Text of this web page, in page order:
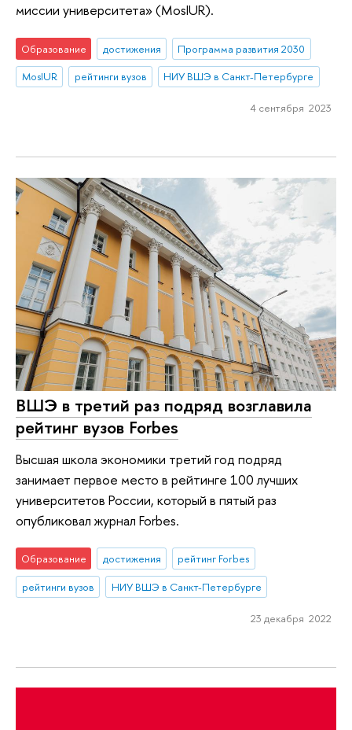
миссии университета» (MosIUR).
Образование достижения
Программа развития 2030
MosIUR
рейтинги вузов НИУ ВШЭ в Санкт-Петербурге
4 сентября 2023
ВШЭ в третий раз подряд возглавила
рейтинг вузов Forbes
Высшая школа экономики третий год подряд
занимает первое место в рейтинге 100 лучших
университетов России, который в пятый раз
опубликовал журнал Forbes.
Образование достижения
рейтинг Forbes
рейтинги вузов
НИУ ВШЭ в Санкт-Петербурге
23 декабря 2022